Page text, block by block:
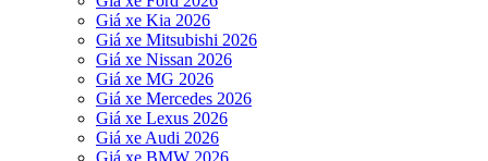
Giá xe Kia 2026
Giá xe Mitsubishi 2026
Giá xe Nissan 2026
Giá xe MG 2026
Giá xe Mercedes 2026
Giá xe Lexus 2026
Giá xe Audi 2026
Giá xe BMW 2026